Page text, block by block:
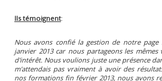
Ils témoignent:
Nous avons confié la gestion de notre page
janvier 2013 car nous partageons les mêmes
d'intérêt. Nous voulions juste une présence
m'attendais pas vraiment à avoir des
nos formations fin février 2013, nous avons